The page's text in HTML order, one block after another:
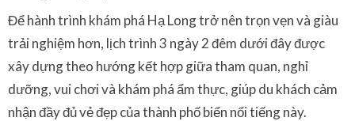
Để hành trình khám phá Hạ Long trở nên trọn vẹn và giàu
trải nghiệm hơn, lịch trình 3 ngày 2 đêm dưới đây được
xây dựng theo hướng kết hợp giữa tham quan, nghỉ
dưỡng, vui chơi và khám phá ẩm thực, giúp du khách cảm
nhận đầy đủ vẻ đẹp của thành phố biển nổi tiếng này.